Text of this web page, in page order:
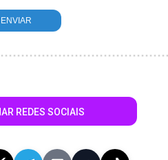
REDES SOCIAIS